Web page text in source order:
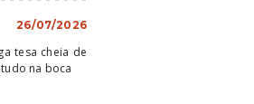
26/07/2026
tesa cheia de
na boca